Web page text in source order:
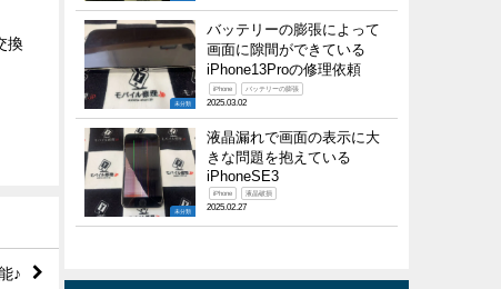
換
♪
未分類
バッテリーの膨張によって
画面に隙間ができている
iPhone13Proの修理依頼
iPhone バッテリーの膨張
2025.03.02
未分類
液晶漏れで画面の表示に大
きな問題を抱えている
iPhoneSE3
iPhone 液晶破損
2025.02.27